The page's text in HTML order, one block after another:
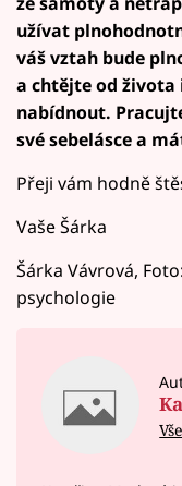
užívat
váš vztah bude
a chtějte od života
nabídnout.
své sebelásce a
Přeji vám hodně
Vaše Šárka
Šárka Vávrová,
psychologie